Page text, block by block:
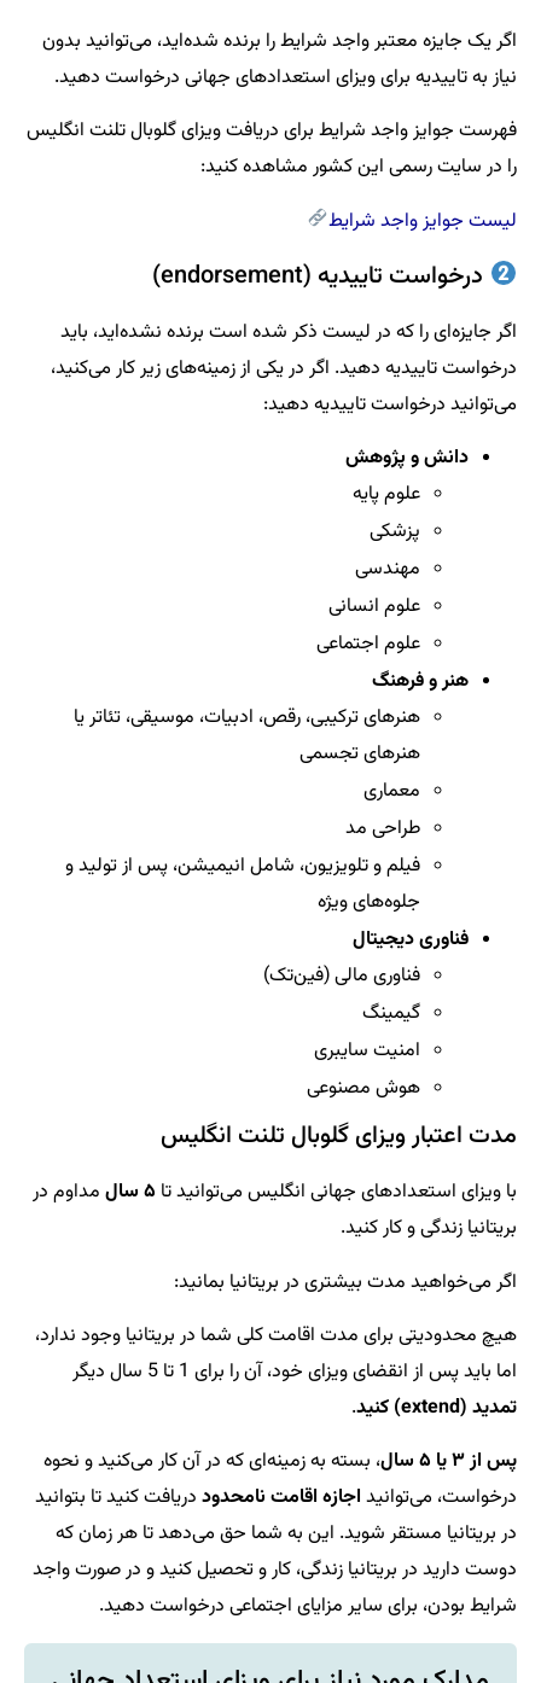
اگر یک جایزه معتبر واجد شرایط را برنده شده‌اید، می‌توانید بدون
نیاز به تاییدیه برای ویزای استعدادهای جهانی درخواست دهید.
فهرست جوایز واجد شرایط برای دریافت ویزای گلوبال تلنت انگلیس
را در سایت رسمی این کشور مشاهده کنید:
لیست جوایز واجد شرایط
درخواست تاییدیه (endorsement)
اگر جایزه‌ای را که در لیست ذکر شده است برنده نشده‌اید، باید
درخواست تاییدیه دهید. اگر در یکی از زمینه‌های زیر کار می‌کنید،
می‌توانید درخواست تاییدیه دهید:
دانش و پژوهش
علوم پایه
پزشکی
مهندسی
علوم انسانی
علوم اجتماعی
هنر و فرهنگ
هنرهای ترکیبی، رقص، ادبیات، موسیقی، تئاتر یا
هنرهای تجسمی
معماری
طراحی مد
فیلم و تلویزیون، شامل انیمیشن، پس از تولید و
جلوه‌های ویژه
فناوری دیجیتال
فناوری مالی (فین‌تک)
گیمینگ
امنیت سایبری
هوش مصنوعی
مدت اعتبار ویزای گلوبال تلنت انگلیس
با ویزای استعدادهای جهانی انگلیس می‌توانید تا ۵ سال
مداوم در
بریتانیا زندگی و کار کنید.
اگر می‌خواهید مدت بیشتری در بریتانیا بمانید:
هیچ محدودیتی برای مدت اقامت کلی شما در بریتانیا وجود ندارد،
اما باید پس از انقضای ویزای خود، آن را برای 1 تا 5 سال دیگر
تمدید (extend) کنید
.
پس از ۳ یا ۵ سال
، بسته به زمینه‌ای که در آن کار می‌کنید و نحوه
درخواست، می‌توانید اجازه اقامت نامحدود دریافت کنید تا بتوانید
در بریتانیا مستقر شوید. این به شما حق می‌دهد تا هر زمان که
دوست دارید در بریتانیا زندگی، کار و تحصیل کنید و در صورت واجد
شرایط بودن، برای سایر مزایای اجتماعی درخواست دهید.